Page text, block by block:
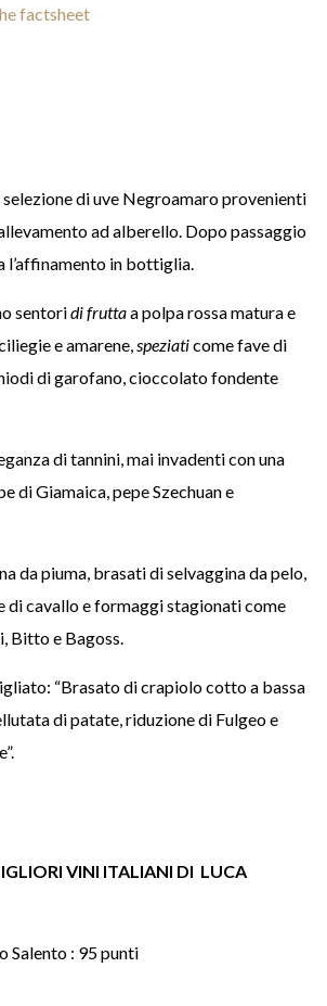
factsheet
di uve Negroamaro provenienti
ad alberello. Dopo passaggio
l’affinamento in bottiglia.
sentoridi fruttaa polpa rossa matura e
e amarene,speziaticome fave di
di garofano, cioccolato fondente
di tannini, mai invadenti con una
di Giamaica, pepe Szechuan e
da piuma, brasati di selvaggina da pelo,
di cavallo e formaggi stagionati come
Bitto e Bagoss.
“Brasato di crapiolo cotto a bassa
di patate, riduzione di Fulgeo e
VINI ITALIANI DI LUCA
Salento : 95 punti